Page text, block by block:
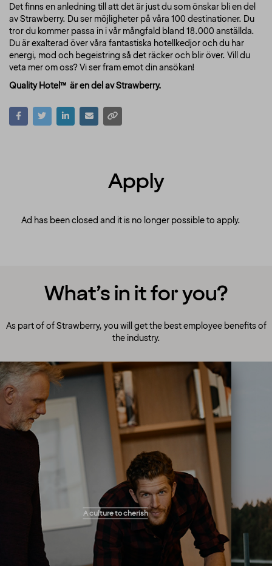
Det finns en anledning till att det är just du som önskar bli en del
av Strawberry. Du ser möjligheter på våra 100 destinationer. Du
tror du kommer passa in i vår mångfald bland 18.000 anställda.
Du är exalterad över våra fantastiska hotellkedjor och du har
energi, mod och begeistring så det räcker och blir över. Vill du
veta mer om oss? Vi ser fram emot din ansökan!
Quality Hotel™ är en del av Strawberry.
Apply
Ad has been closed and it is no longer possible to apply.
What’s in it for you?
As part of of Strawberry, you will get the best employee benefits of
the industry.
A culture to cherish
A culture to cherish
Our people always make guests their top
priority! Our warm and welcoming atmosphere
creates the right setting for you to flourish and
work your magic. You will get the freedom you
need to perform your tasks and solve